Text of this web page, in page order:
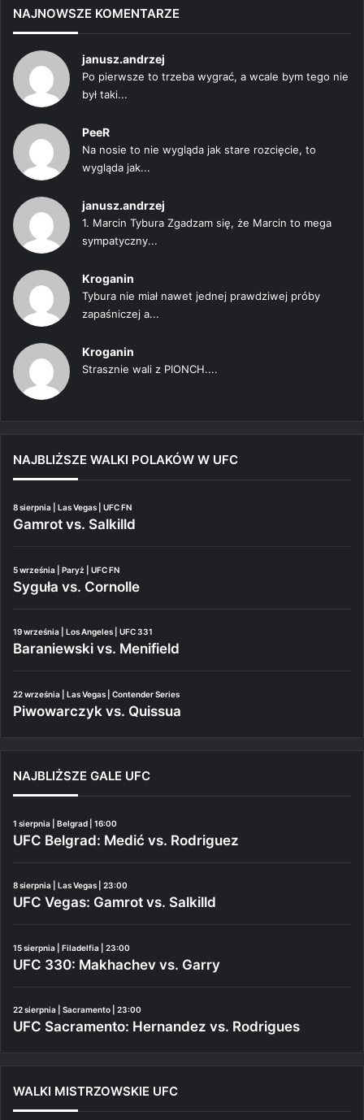
NAJNOWSZE KOMENTARZE
janusz.andrzej
Po pierwsze to trzeba wygrać, a wcale bym tego nie
był taki...
PeeR
Na nosie to nie wygląda jak stare rozcięcie, to
wygląda jak...
janusz.andrzej
1. Marcin Tybura Zgadzam się, że Marcin to mega
sympatyczny...
Kroganin
Tybura nie miał nawet jednej prawdziwej próby
zapaśniczej a...
Kroganin
Strasznie wali z PIONCH....
NAJBLIŻSZE WALKI POLAKÓW W UFC
8 sierpnia | Las Vegas | UFC FN
Gamrot vs. Salkilld
5 września | Paryż | UFC FN
Syguła vs. Cornolle
19 września | Los Angeles | UFC 331
Baraniewski vs. Menifield
22 września | Las Vegas | Contender Series
Piwowarczyk vs. Quissua
NAJBLIŻSZE GALE UFC
1 sierpnia | Belgrad | 16:00
UFC Belgrad: Medić vs. Rodriguez
8 sierpnia | Las Vegas | 23:00
UFC Vegas: Gamrot vs. Salkilld
15 sierpnia | Filadelfia | 23:00
UFC 330: Makhachev vs. Garry
22 sierpnia | Sacramento | 23:00
UFC Sacramento: Hernandez vs. Rodrigues
WALKI MISTRZOWSKIE UFC